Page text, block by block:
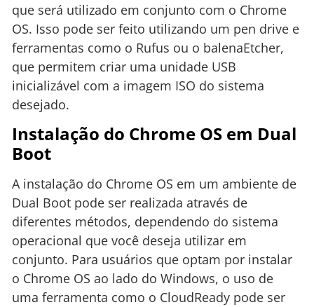
que será utilizado em conjunto com o Chrome
OS. Isso pode ser feito utilizando um pen drive e
ferramentas como o Rufus ou o balenaEtcher,
que permitem criar uma unidade USB
inicializável com a imagem ISO do sistema
desejado.
Instalação do Chrome OS em Dual
Boot
A instalação do Chrome OS em um ambiente de
Dual Boot pode ser realizada através de
diferentes métodos, dependendo do sistema
operacional que você deseja utilizar em
conjunto. Para usuários que optam por instalar
o Chrome OS ao lado do Windows, o uso de
uma ferramenta como o CloudReady pode ser